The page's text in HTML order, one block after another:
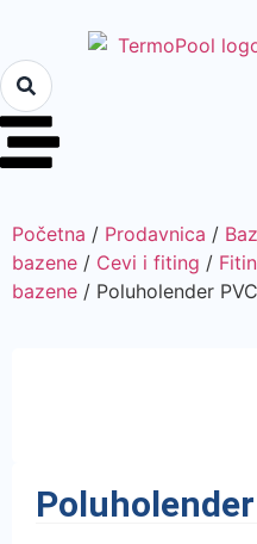
Početna / Prodavnica /
bazene / Cevi i fiting /
bazene / Poluholender
Poluholender